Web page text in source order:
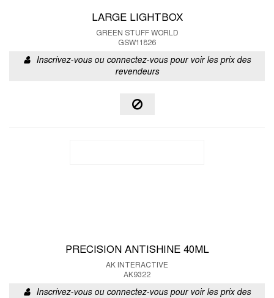
LARGE LIGHTBOX
GREEN STUFF WORLD
GSW11826
Inscrivez-vous ou connectez-vous pour voir les prix des
revendeurs
PRECISION ANTISHINE 40ML
AK INTERACTIVE
AK9322
Inscrivez-vous ou connectez-vous pour voir les prix des